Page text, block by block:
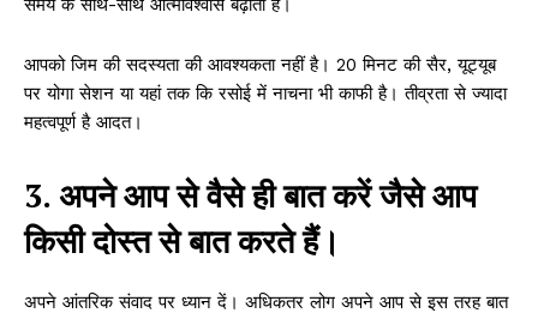
समय के साथ-साथ आत्मविश्वास बढ़ाता है।
आपको जिम की सदस्यता की आवश्यकता नहीं है। 20 मिनट की सैर, यूट्यूब
पर योगा सेशन या यहां तक ​​कि रसोई में नाचना भी काफी है। तीव्रता से ज्यादा
महत्वपूर्ण है आदत।
3. अपने आप से वैसे ही बात करें जैसे आप
किसी दोस्त से बात करते हैं।
अपने आंतरिक संवाद पर ध्यान दें। अधिकतर लोग अपने आप से इस तरह बात